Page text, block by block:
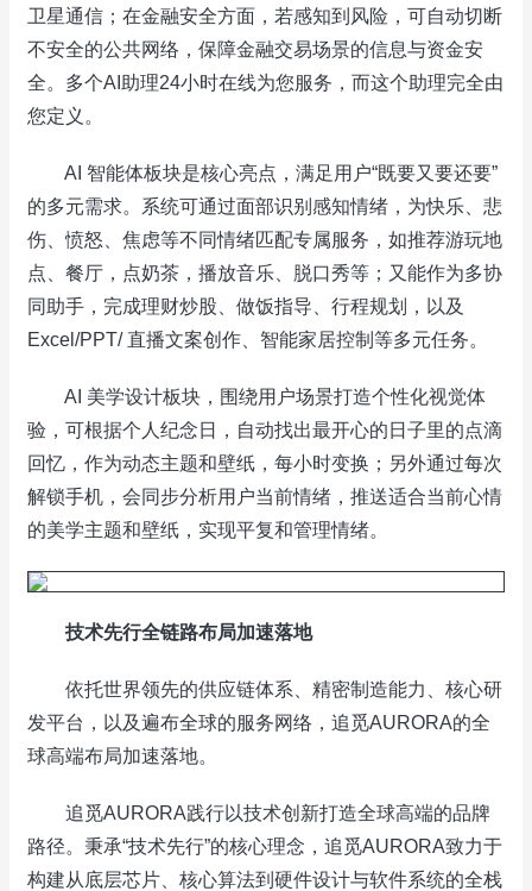
卫星通信；在金融安全方面，若感知到风险，可自动切断
不安全的公共网络，保障金融交易场景的信息与资金安
全。多个AI助理24小时在线为您服务，而这个助理完全由
您定义。
AI 智能体板块是核心亮点，满足用户“既要又要还要”
的多元需求。系统可通过面部识别感知情绪，为快乐、悲
伤、愤怒、焦虑等不同情绪匹配专属服务，如推荐游玩地
点、餐厅，点奶茶，播放音乐、脱口秀等；又能作为多协
同助手，完成理财炒股、做饭指导、行程规划，以及
Excel/PPT/ 直播文案创作、智能家居控制等多元任务。
AI 美学设计板块，围绕用户场景打造个性化视觉体
验，可根据个人纪念日，自动找出最开心的日子里的点滴
回忆，作为动态主题和壁纸，每小时变换；另外通过每次
解锁手机，会同步分析用户当前情绪，推送适合当前心情
的美学主题和壁纸，实现平复和管理情绪。
技术先行全链路布局加速落地
依托世界领先的供应链体系、精密制造能力、核心研
发平台，以及遍布全球的服务网络，追觅AURORA的全
球高端布局加速落地。
追觅AURORA践行以技术创新打造全球高端的品牌
路径。秉承“技术先行”的核心理念，追觅AURORA致力于
构建从底层芯片、核心算法到硬件设计与软件系统的全栈